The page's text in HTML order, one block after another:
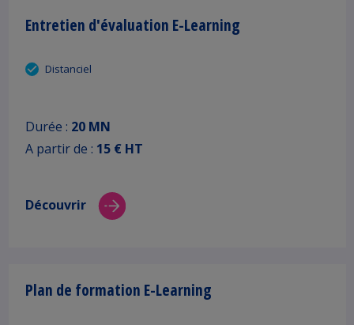
Entretien d'évaluation E-Learning
Distanciel
Durée : 20 MN
A partir de : 15 € HT
Découvrir
Plan de formation E-Learning